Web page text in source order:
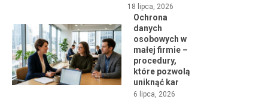
18 lipca, 2026
Ochrona
danych
osobowych w
małej firmie –
procedury,
które pozwolą
uniknąć kar
6 lipca, 2026